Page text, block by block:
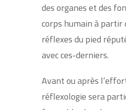
des organes et des
corps humain à partir
réflexes du pied
avec ces-derniers.
Avant ou après
réflexologie sera